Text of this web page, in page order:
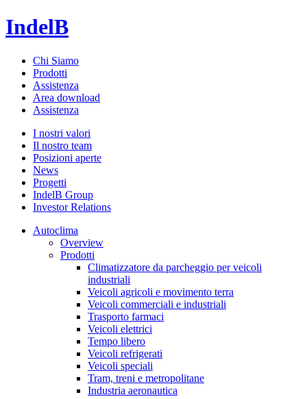
IndelB
Chi Siamo
Prodotti
Assistenza
Area download
Assistenza
I nostri valori
Il nostro team
Posizioni aperte
News
Progetti
IndelB Group
Investor Relations
Autoclima
Overview
Prodotti
Climatizzatore da parcheggio per veicoli
industriali
Veicoli agricoli e movimento terra
Veicoli commerciali e industriali
Trasporto farmaci
Veicoli elettrici
Tempo libero
Veicoli refrigerati
Veicoli speciali
Tram, treni e metropolitane
Industria aeronautica